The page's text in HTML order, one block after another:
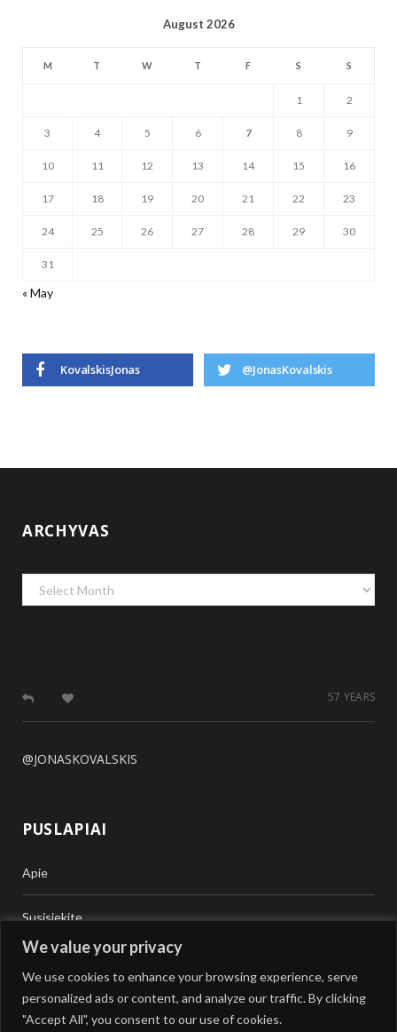
We value your privacy
We use cookies to enhance your browsing experience, serve
personalized ads or content, and analyze our traffic. By clicking
"Accept All", you consent to our use of cookies.
August 2026
M T W T F S S
1 2
3 4 5 6 7 8 9
10 11 12 13 14 15 16
17 18 19 20 21 22 23
24 25 26 27 28 29 30
31
« May
KovalskisJonas @JonasKovalskis
ARCHYVAS
Archyvas
57 YEARS
@JONASKOVALSKIS
PUSLAPIAI
Apie
Susisiekite
Vertimai